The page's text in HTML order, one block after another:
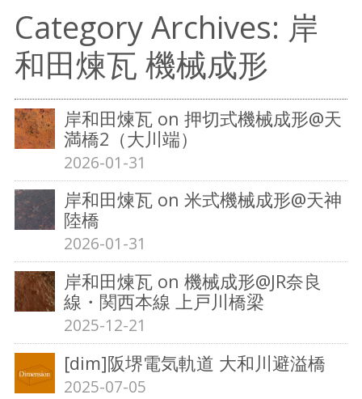
Category Archives: 岸
和田煉瓦 機械成形
岸和田煉瓦 on 押切式機械成形@天
満橋2（大川端）
2026-01-31
岸和田煉瓦 on 米式機械成形@天神
陸橋
2026-01-31
岸和田煉瓦 on 機械成形@JR奈良
線・関西本線 上戸川橋梁
2025-12-21
[dim]阪堺電気軌道 大和川避溢橋
2025-07-05